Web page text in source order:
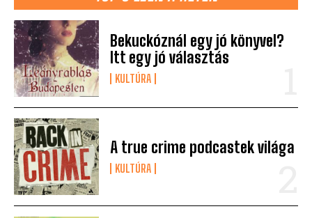
Bekuckóznál egy jó könyvel?
Itt egy jó választás
KULTÚRA
A true crime podcastek világa
KULTÚRA